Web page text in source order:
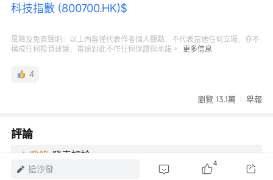
科技指數 (800700.HK)$
風險及免責聲明：以上內容僅代表作者個人觀點，不代表富途任何立場，亦不
構成任何投資建議，富途對此不作任何保證與承諾。
更多信息
4
瀏覽 13.1萬 舉報
評論
登錄發表評論
搶沙發 4